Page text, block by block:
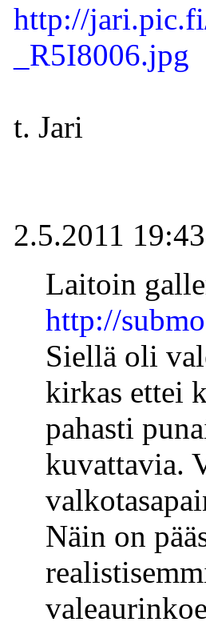
http://
_R5I8006.jpg
t. Jari
2.5.2011
Laitoin
http://
Siellä oli
kirkas ettei
pahasti
kuvattavia.
Näin on